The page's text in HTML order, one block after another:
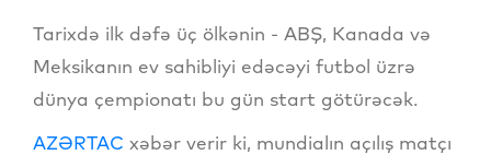
Tarixdə ilk dəfə üç ölkənin - ABŞ, Kanada və
Meksikanın ev sahibliyi edəcəyi futbol üzrə
dünya çempionatı bu gün start götürəcək.
AZƏRTAC xəbər verir ki, mundialın açılış matçı